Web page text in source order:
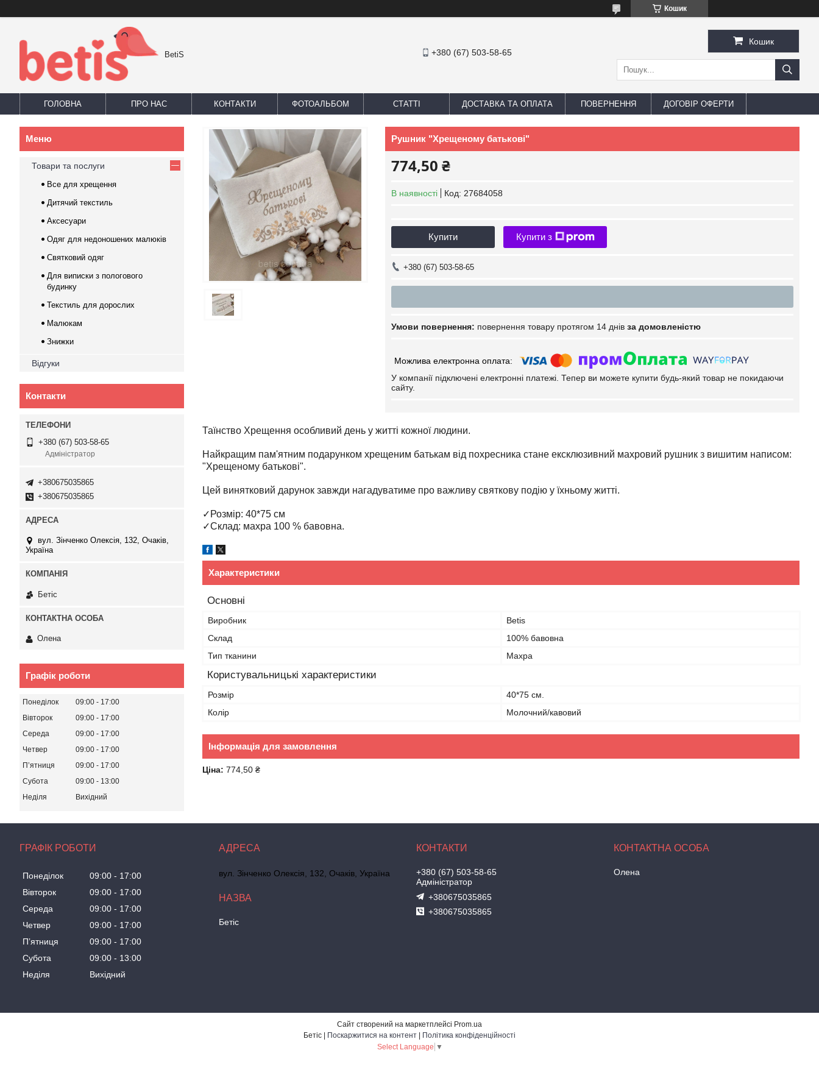
Кошик
BetiS +380 (67) 503-58-65
Кошик
ГОЛОВНА ПРО НАС КОНТАКТИ ФОТОАЛЬБОМ СТАТТІ ДОСТАВКА ТА ОПЛАТА ПОВЕРНЕННЯ ДОГОВІР ОФЕРТИ
Рушник "Хрещеному батькові"
774,50 ₴
В наявності Код: 27684058
Купити Купити з
+380 (67) 503-58-65
повернення товару протягом 14 днів за домовленістю
У компанії підключені електронні платежі. Тепер ви можете купити будь-який товар не покидаючи
сайту.
Таїнство Хрещення особливий день у житті кожної людини.
Найкращим пам'ятним подарунком хрещеним батькам від похресника стане ексклюзивний махровий рушник з вишитим написом:
"Хрещеному батькові".
Цей винятковий дарунок завжди нагадуватиме про важливу святкову подію у їхньому житті.
✓Розмір: 40*75 см
✓Склад: махра 100 % бавовна.
Характеристики
Основні
Виробник
Betis
Склад
100% бавовна
Тип тканини
Махра
Користувальницькі характеристики
Розмір
40*75 см.
Колір
Молочний/кавовий
Інформація для замовлення
Ціна: 774,50 ₴
Товари та послуги
Все для хрещення
Дитячий текстиль
Аксесуари
Одяг для недоношених малюків
Святковий одяг
Для виписки з пологового
будинку
Текстиль для дорослих
Малюкам
Знижки
Відгуки
Контакти
+380 (67) 503-58-65
Адміністратор
+380675035865
+380675035865
вул. Зінченко Олексія, 132, Очаків,
Україна
Бетіс
Олена
Графік роботи
Понеділок 09:00
17:00
Вівторок
09:00
17:00
Середа
09:00
17:00
Четвер
09:00
17:00
Пʼятниця
09:00
17:00
Субота
09:00
13:00
Неділя
Вихідний
ГРАФІК РОБОТИ
Понеділок 09:00
17:00
Вівторок
09:00
17:00
Середа
09:00
17:00
Четвер
09:00
17:00
Пʼятниця
09:00
17:00
Субота
09:00
13:00
Неділя
Вихідний
вул. Зінченко Олексія, 132, Очаків, Україна
Бетіс
+380 (67) 503-58-65
Адміністратор
+380675035865
+380675035865
Олена
Сайт створений на маркетплейсі Prom.ua
Поскаржитися на контент
Політика конфіденційності
Select Language ▼